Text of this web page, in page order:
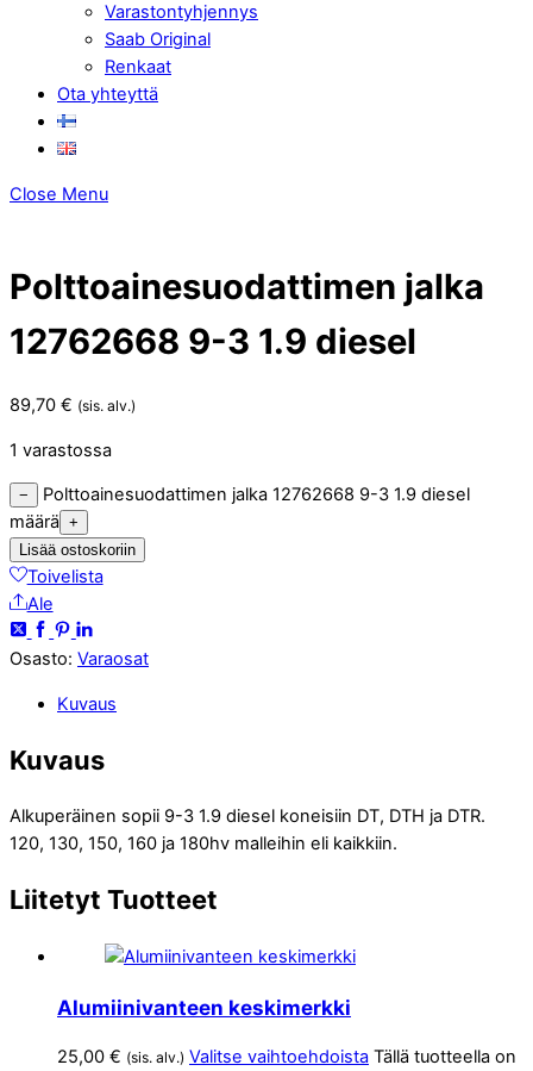
Varastontyhjennys
Saab Original
Renkaat
Ota yhteyttä
Close Menu
Polttoainesuodattimen jalka
12762668 9-3 1.9 diesel
89,70 € (sis. alv.)
1 varastossa
−
Polttoainesuodattimen jalka 12762668 9-3 1.9 diesel
määrä +
Lisää ostoskoriin
Toivelista
Ale
Osasto: Varaosat
Kuvaus
Kuvaus
Alkuperäinen sopii 9-3 1.9 diesel koneisiin DT, DTH ja DTR.
120, 130, 150, 160 ja 180hv malleihin eli kaikkiin.
Liitetyt Tuotteet
Alumiinivanteen keskimerkki
25,00 € (sis. alv.) Valitse vaihtoehdoista Tällä tuotteella on